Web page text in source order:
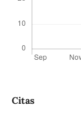
Citas